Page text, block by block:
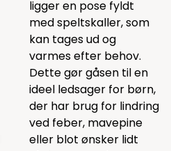
ligger en pose fyldt
med speltskaller, som
kan tages ud og
varmes efter behov.
Dette gør gåsen til en
ideel ledsager for børn,
der har brug for lindring
ved feber, mavepine
eller blot ønsker lidt